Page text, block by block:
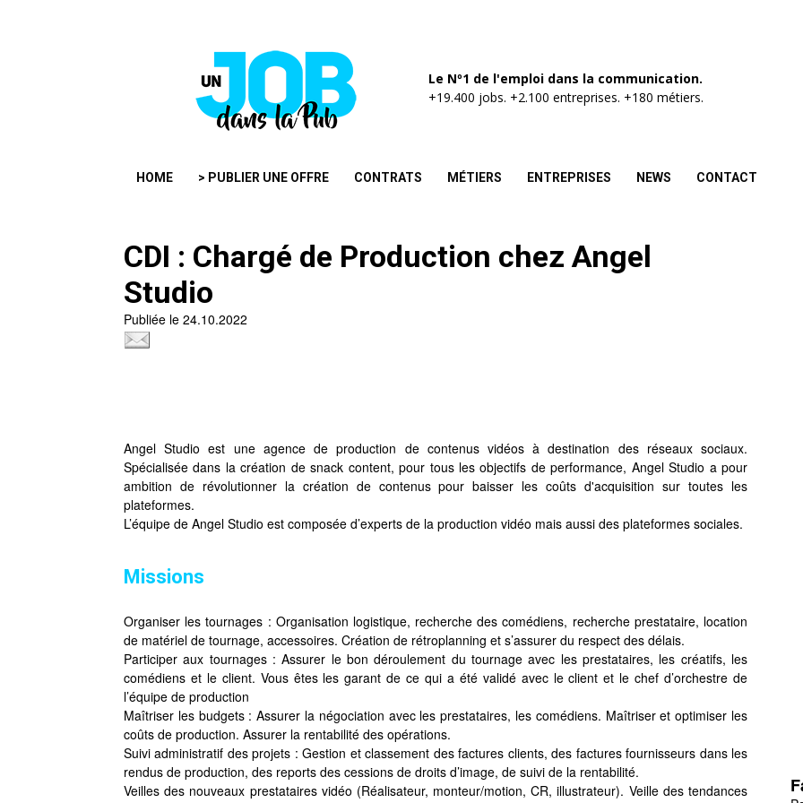
Le Nº1 de l'emploi dans la communication.
+19.400 jobs. +2.100 entreprises. +180 métiers.
HOME > PUBLIER UNE OFFRE CONTRATS MÉTIERS ENTREPRISES NEWS CONTACT
CDI : Chargé de Production chez Angel
Studio
Publiée le 24.10.2022
Angel Studio est une agence de production de contenus vidéos à destination des réseaux sociaux.
Spécialisée dans la création de snack content, pour tous les objectifs de performance, Angel Studio a pour
ambition de révolutionner la création de contenus pour baisser les coûts d'acquisition sur toutes les
plateformes.
L’équipe de Angel Studio est composée d’experts de la production vidéo mais aussi des plateformes sociales.
Missions
Organiser les tournages : Organisation logistique, recherche des comédiens, recherche prestataire, location
de matériel de tournage, accessoires. Création de rétroplanning et s’assurer du respect des délais.
Participer aux tournages : Assurer le bon déroulement du tournage avec les prestataires, les créatifs, les
comédiens et le client. Vous êtes les garant de ce qui a été validé avec le client et le chef d’orchestre de
l’équipe de production
Maîtriser les budgets : Assurer la négociation avec les prestataires, les comédiens. Maîtriser et optimiser les
coûts de production. Assurer la rentabilité des opérations.
Suivi administratif des projets : Gestion et classement des factures clients, des factures fournisseurs dans les
rendus de production, des reports des cessions de droits d’image, de suivi de la rentabilité.
Veilles des nouveaux prestataires vidéo (Réalisateur, monteur/motion, CR, illustrateur). Veille des tendances